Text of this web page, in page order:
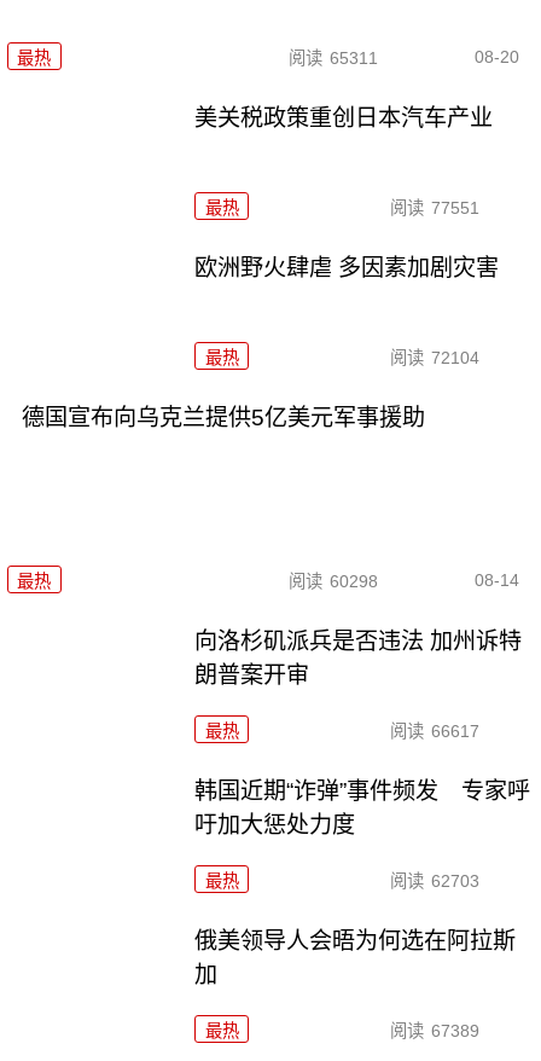
最热 阅读 65311 08-20
美关税政策重创日本汽车产业
最热 阅读 77551
欧洲野火肆虐 多因素加剧灾害
最热 阅读 72104
德国宣布向乌克兰提供5亿美元军事援助
最热 阅读 60298 08-14
向洛杉矶派兵是否违法 加州诉特
朗普案开审
最热 阅读 66617
韩国近期“诈弹”事件频发 专家呼
吁加大惩处力度
最热 阅读 62703
俄美领导人会晤为何选在阿拉斯
加
最热 阅读 67389